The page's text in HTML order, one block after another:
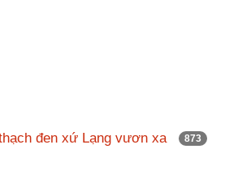
đen xứ Lạng vươn xa 873